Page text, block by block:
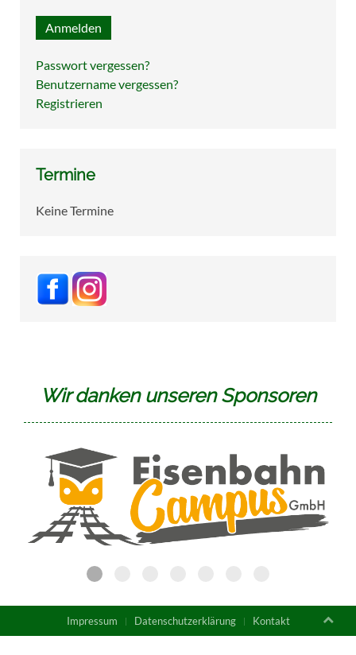
Anmelden
Passwort vergessen?
Benutzername vergessen?
Registrieren
Termine
Keine Termine
Wir danken unseren Sponsoren
Impressum Datenschutzerklärung Kontakt